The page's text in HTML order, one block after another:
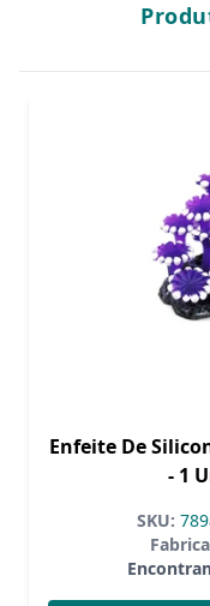
Enfeite De
- 1
SKU: